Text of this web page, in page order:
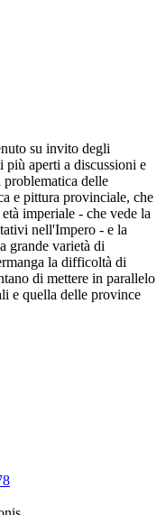
su invito degli
più aperti a discussioni e
delle
e pittura provinciale, che
imperiale - che vede la
nell'Impero - e la
grande varietà di
la difficoltà di
di mettere in parallelo
e quella delle province